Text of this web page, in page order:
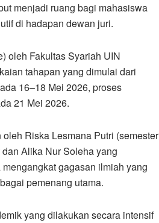
menjadi ruang bagi mahasiswa
di hadapan dewan juri.
oleh Fakultas Syariah UIN
tahapan yang dimulai dari
16–18 Mei 2026, proses
21 Mei 2026.
Riska Lesmana Putri (semester
Alika Nur Soleha yang
gagasan ilmiah yang
pemenang utama.
yang dilakukan secara intensif